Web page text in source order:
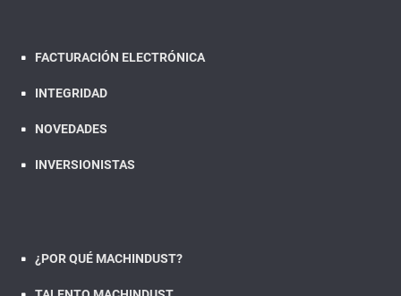
FACTURACIÓN ELECTRÓNICA
INTEGRIDAD
NOVEDADES
INVERSIONISTAS
¿POR QUÉ MACHINDUST?